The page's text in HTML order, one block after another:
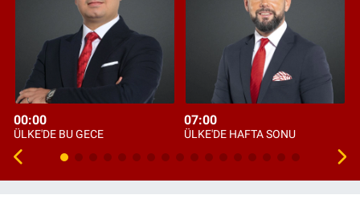
00:00
ÜLKE'DE BU GECE
07:00
ÜLKE'DE HAFTA SONU